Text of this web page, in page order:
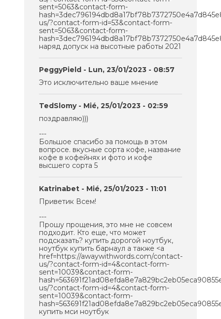
sent=5063&contact-form-
us/?contact-form-id=53&contact-form-
sent=5063&contact-form-
наряд допуск на высотные работы 2021
PeggyPield - Lun, 23/01/2023 - 08:57
Это исключительно ваше мнение
TedSlomy- Mié, 25/01/2023 - 02:59
поздравляю)))
---
Большое спасибо за помощь в этом
вопросе. вкусные сорта кофе, название
кофе в кофейнях и фото и кофе
высшего сорта 5
Katrinabet - Mié, 25/01/2023 - 11:01
Приветик Всем!
---
Прошу прощения, это мне не совсем
подходит. Кто еще, что может
подсказать? купить дорогой ноутбук,
ноутбук купить барнаул а также <a
href=https://awaywithwords.com/contact-
us/?contact-form-id=4&contact-form-
sent=10039&contact-form-
us/?contact-form-id=4&contact-form-
sent=10039&contact-form-
купить мси ноутбук